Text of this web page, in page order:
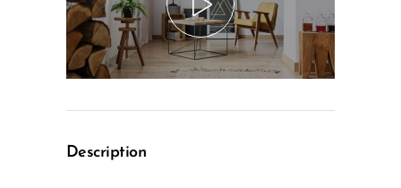
Description